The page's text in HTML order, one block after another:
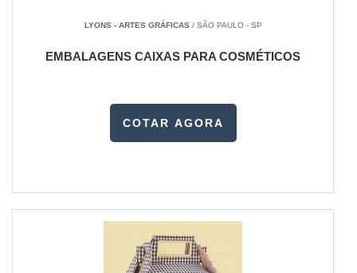
LYONS - ARTES GRÁFICAS/ SÃO PAULO - SP
EMBALAGENS CAIXAS PARA COSMÉTICOS
COTAR AGORA